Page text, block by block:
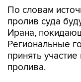
По словам
пролив суда
Ирана,
Региональные
принять
пролива.